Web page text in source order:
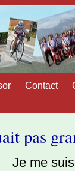
Contact
pas
Je me